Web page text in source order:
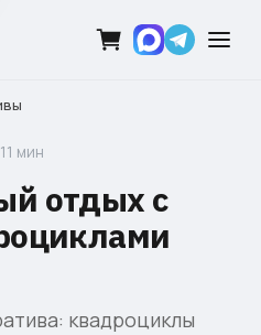
11 мин
отдых с
квадроциклы